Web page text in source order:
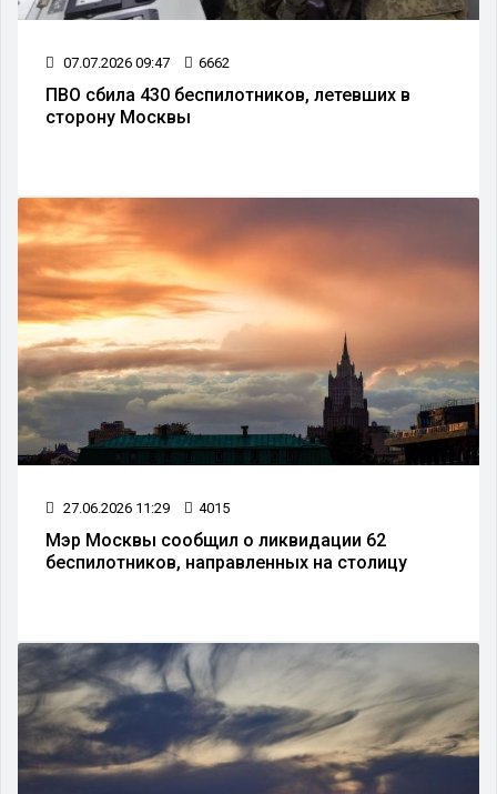
07.07.2026 09:47 6662
ПВО сбила 430 беспилотников, летевших в
сторону Москвы
27.06.2026 11:29 4015
Мэр Москвы сообщил о ликвидации 62
беспилотников, направленных на столицу